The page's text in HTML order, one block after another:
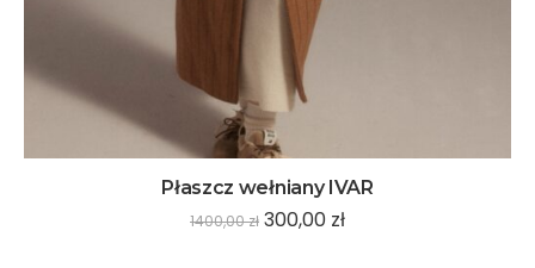
Płaszcz wełniany IVAR
1400,00zł 300,00 zł